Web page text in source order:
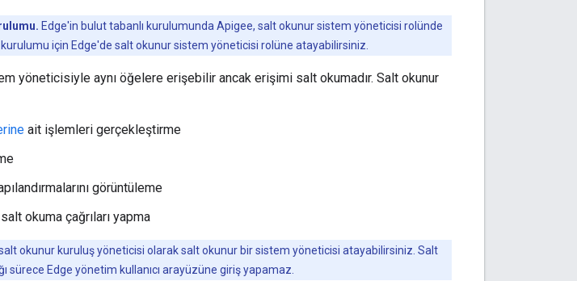
Edge'in bulut tabanlı kurulumunda Apigee, salt okunur sistem yöneticisi rolünde
kurulumu için Edge'de salt okunur sistem yöneticisi rolüne atayabilirsiniz.
yöneticisiyle aynı öğelere erişebilir ancak erişimi salt okumadır. Salt okunur
ait işlemleri gerçekleştirme
görüntüleme
okuma çağrıları yapma
okunur kuruluş yöneticisi olarak salt okunur bir sistem yöneticisi atayabilirsiniz. Salt
sürece Edge yönetim kullanıcı arayüzüne giriş yapamaz.